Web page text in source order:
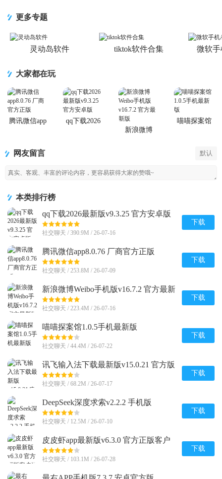
更多专题
灵动岛软件 tiktok软件合集 微软手
大家都在玩
腾讯微信app
qq下载2026
新浪微博
喵喵探案馆
网友留言 默认
本类排行榜
qq下载2026最新版v9.3.25 官方安卓版
社交聊天 / 390.9M / 26-07-16
下载
腾讯微信app8.0.76 厂商官方正版
社交聊天 / 253.8M / 26-07-09
下载
新浪微博Weibo手机版v16.7.2 官方最新
版
社交聊天 / 223.4M / 26-07-16
下载
喵喵探案馆1.0.5手机最新版
社交聊天 / 44.4M / 26-07-22
下载
讯飞输入法下载最新版v15.0.21 官方版
社交聊天 / 68.2M / 26-07-17
下载
DeepSeek深度求索v2.2.2 手机版
社交聊天 / 12.5M / 26-07-10
下载
皮皮虾app最新版v6.3.0 官方正版客户
端
社交聊天 / 103.1M / 26-07-28
下载